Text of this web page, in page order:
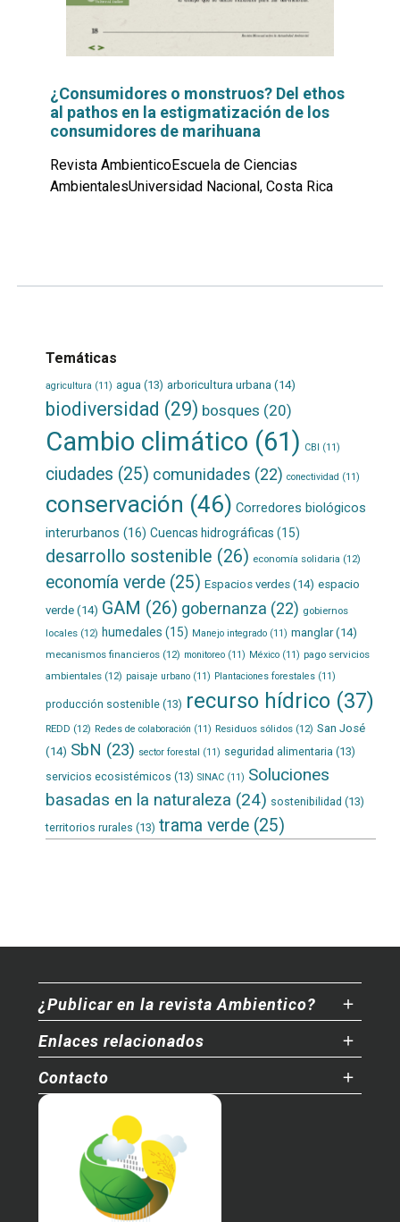
¿Consumidores o monstruos? Del ethos
al pathos en la estigmatización de los
consumidores de marihuana
Revista AmbienticoEscuela de Ciencias
AmbientalesUniversidad Nacional, Costa Rica
Temáticas
agricultura (11) agua (13) arboricultura urbana(14)
biodiversidad (29) bosques (20)
Cambio climático (61) CBI (11)
ciudades (25) comunidades (22) conectividad (11)
conservación (46) Corredores biológicos
interurbanos (16) Cuencas hidrográficas (15)
desarrollo sostenible (26) economía solidaria (12)
economía verde(25) Espacios verdes(14) espacio
verde(14) GAM (26) gobernanza (22) gobiernos
locales(12) humedales (15) Manejo integrado(11) manglar(14)
mecanismos financieros(12) monitoreo(11) México(11) pago servicios
ambientales(12) paisaje urbano(11) Plantaciones forestales(11)
producción sostenible(13) recurso hídrico(37)
REDD (12) Redes de colaboración (11) Residuos sólidos(12) San José
(14) SbN (23) sector forestal (11) seguridad alimentaria (13)
servicios ecosistémicos (13) SINAC(11) Soluciones
basadas en la naturaleza (24) sostenibilidad (13)
territorios rurales (13) trama verde(25)
¿Publicar en la revista Ambientico?
Enlaces relacionados
Contacto